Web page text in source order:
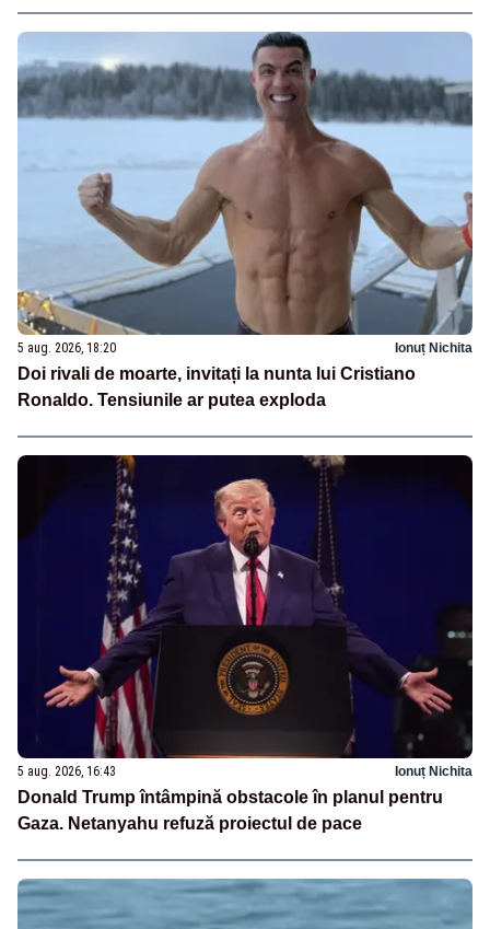
5 aug. 2026, 18:20 Ionuț Nichita
Doi rivali de moarte, invitați la nunta lui Cristiano
Ronaldo. Tensiunile ar putea exploda
5 aug. 2026, 16:43 Ionuț Nichita
Donald Trump întâmpină obstacole în planul pentru
Gaza. Netanyahu refuză proiectul de pace